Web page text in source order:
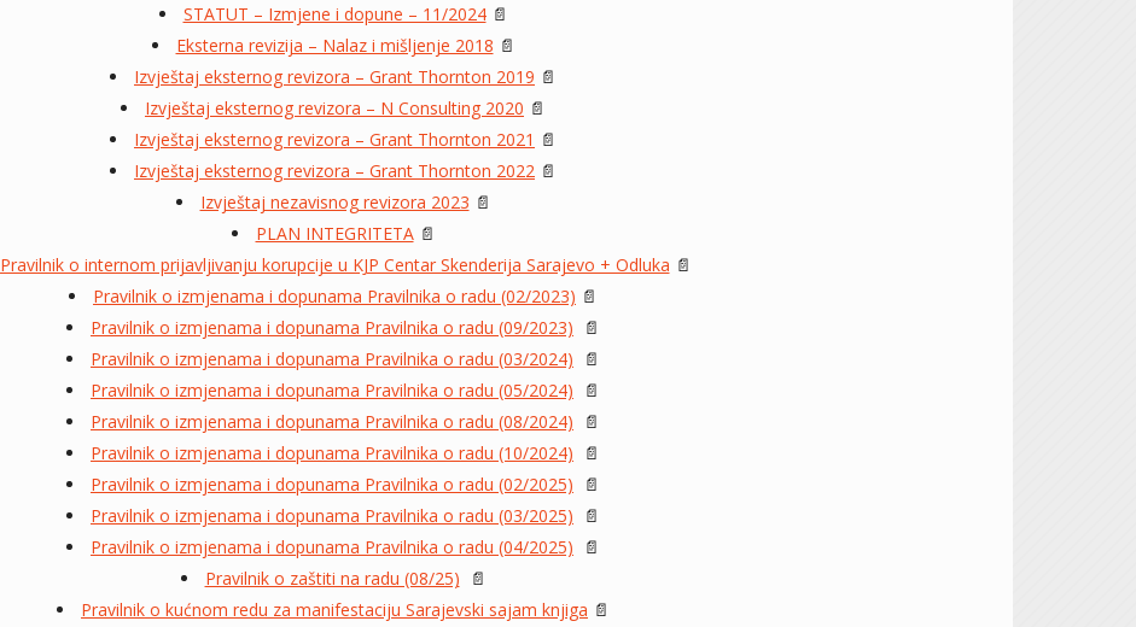
STATUT – Izmjene i dopune – 11/2024📄
Eksterna revizija – Nalaz i mišljenje 2018 📄
Izvještaj eksternog revizora – Grant Thornton 2019 📄
Izvještaj eksternog revizora – N Consulting 2020 📄
Izvještaj eksternog revizora – Grant Thornton 2021 📄
Izvještaj eksternog revizora – Grant Thornton 2022 📄
Izvještaj nezavisnog revizora 2023 📄
PLAN INTEGRITETA📄
Pravilnik o internom prijavljivanju korupcije u KJP Centar Skenderija Sarajevo + Odluka 📄
Pravilnik o izmjenama i dopunama Pravilnika o radu (02/2023) 📄
Pravilnik o izmjenama i dopunama Pravilnika o radu (09/2023) 📄
Pravilnik o izmjenama i dopunama Pravilnika o radu (03/2024) 📄
Pravilnik o izmjenama i dopunama Pravilnika o radu (05/2024) 📄
Pravilnik o izmjenama i dopunama Pravilnika o radu (08/2024) 📄
Pravilnik o izmjenama i dopunama Pravilnika o radu (10/2024) 📄
Pravilnik o izmjenama i dopunama Pravilnika o radu (02/2025) 📄
Pravilnik o izmjenama i dopunama Pravilnika o radu (03/2025) 📄
Pravilnik o izmjenama i dopunama Pravilnika o radu (04/2025) 📄
Pravilnik o zaštiti na radu (08/25) 📄
Pravilnik o kućnom redu za manifestaciju Sarajevski sajam knjiga 📄